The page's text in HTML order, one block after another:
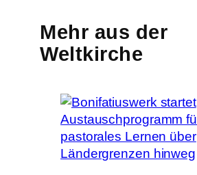
Mehr aus der
Weltkirche